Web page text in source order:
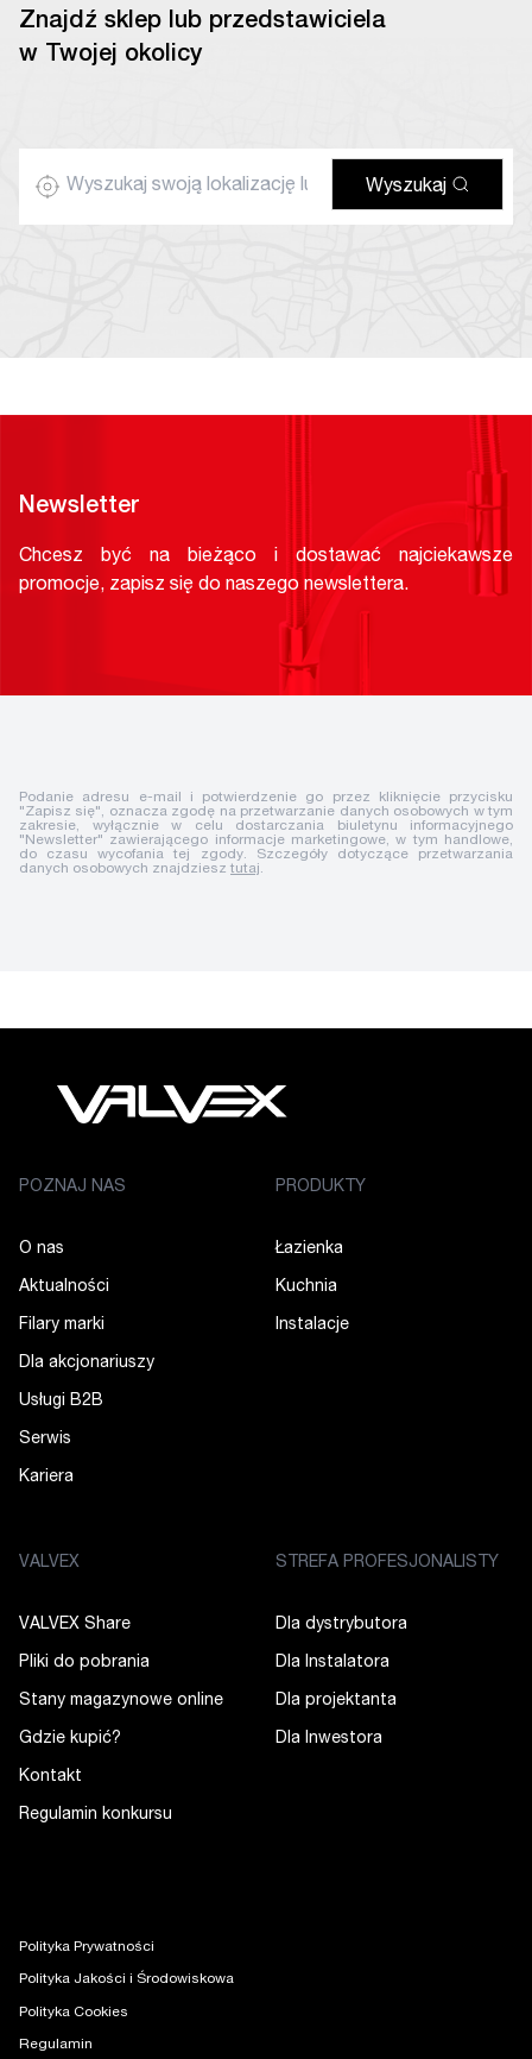
Znajdź sklep lub przedstawiciela
w Twojej okolicy
Wyszukaj
Newsletter
Chcesz być na bieżąco i dostawać najciekawsze
promocje, zapisz się do naszego newslettera.
Podanie adresu e-mail i potwierdzenie go przez kliknięcie przycisku
"Zapisz się", oznacza zgodę na przetwarzanie danych osobowych w tym
zakresie, wyłącznie w celu dostarczania biuletynu informacyjnego
"Newsletter" zawierającego informacje marketingowe, w tym handlowe,
do czasu wycofania tej zgody. Szczegóły dotyczące przetwarzania
danych osobowych znajdziesz tutaj.
POZNAJ NAS
O nas
Aktualności
Filary marki
Dla akcjonariuszy
Usługi B2B
Serwis
Kariera
PRODUKTY
Łazienka
Kuchnia
Instalacje
VALVEX
VALVEX Share
Pliki do pobrania
Stany magazynowe online
Gdzie kupić?
Kontakt
Regulamin konkursu
STREFA PROFESJONALISTY
Dla dystrybutora
Dla Instalatora
Dla projektanta
Dla Inwestora
Polityka Prywatności
Polityka Jakości i Środowiskowa
Polityka Cookies
Regulamin